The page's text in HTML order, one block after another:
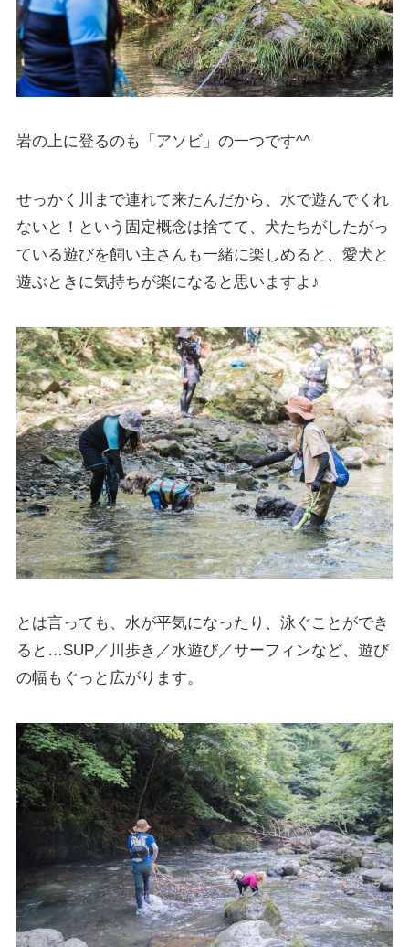
岩の上に登るのも「アソビ」の一つです^^
せっかく川まで連れて来たんだから、水で遊んでくれ
ないと！という固定概念は捨てて、犬たちがしたがっ
ている遊びを飼い主さんも一緒に楽しめると、愛犬と
遊ぶときに気持ちが楽になると思いますよ♪
とは言っても、水が平気になったり、泳ぐことができ
ると…SUP／川歩き／水遊び／サーフィンなど、遊び
の幅もぐっと広がります。